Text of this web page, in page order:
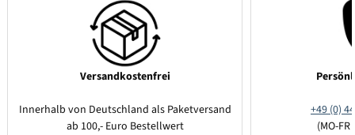
Versandkostenfrei
Innerhalb von Deutschland als Paketversand
ab 100,- Euro Bestellwert
+49 (0)
(MO-